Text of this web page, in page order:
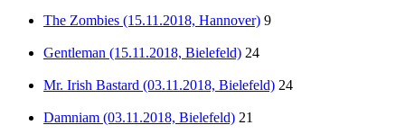
The Zombies (15.11.2018, Hannover) 9
Gentleman (15.11.2018, Bielefeld) 24
Mr. Irish Bastard (03.11.2018, Bielefeld) 24
Damniam (03.11.2018, Bielefeld) 21